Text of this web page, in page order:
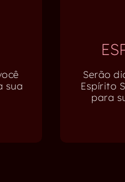
sua
Serão
Espírito
para